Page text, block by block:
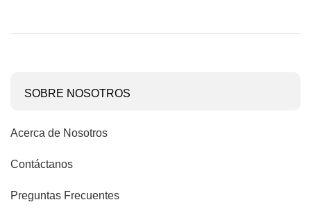
SOBRE NOSOTROS
Acerca de Nosotros
Contáctanos
Preguntas Frecuentes